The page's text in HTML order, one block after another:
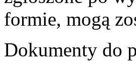
formie, mogą
Dokumenty do